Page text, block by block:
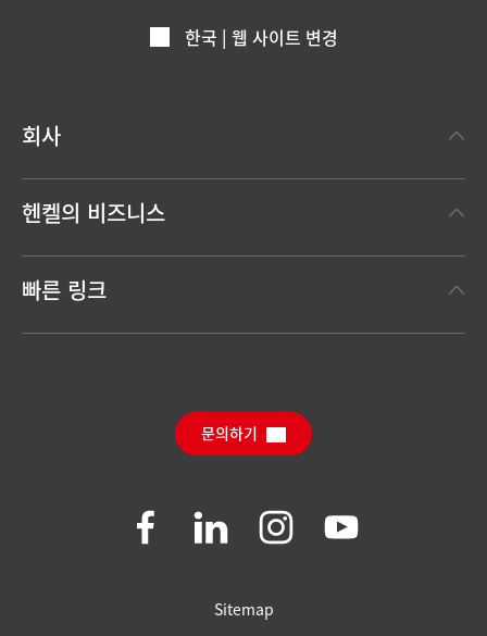
한국 | 웹 사이트 변경
회사
한눈에 보는 헨켈
보도 자료
Sustainable Impact Report(영문)
헨켈의 비즈니스
(Henkel Adhesive Technologies)
헨켈 컨슈머 브랜드
SDS, TDS, RoHS, 제품 정보
빠른 링크
문의하기
Join
Join
on
Join
on
Join
us
on
Sitemap